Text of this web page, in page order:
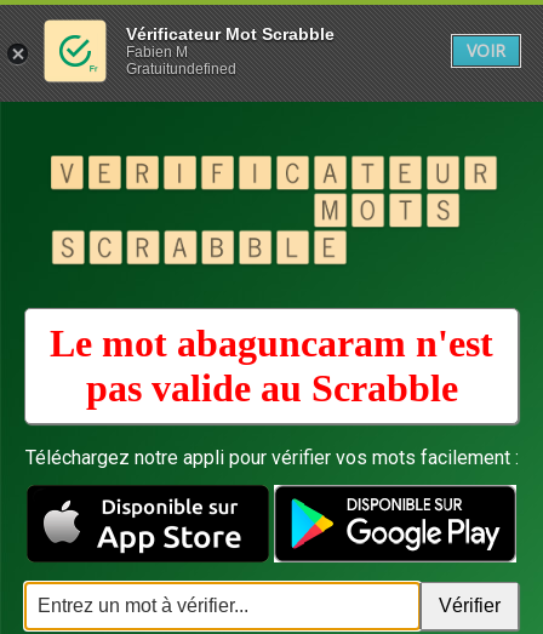
Le mot abaguncaram n'est
pas valide au Scrabble
Téléchargez notre appli pour vérifier vos mots facilement :
Vérificateur Mot Scrabble
Fabien M
Gratuitundefined
VOIR